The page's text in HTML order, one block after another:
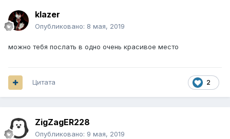
klazer
Опубликовано: 8 мая, 2019
можно тебя послать в одно очень красивое место
2
Цитата
ZigZagER228
Опубликовано: 9 мая, 2019